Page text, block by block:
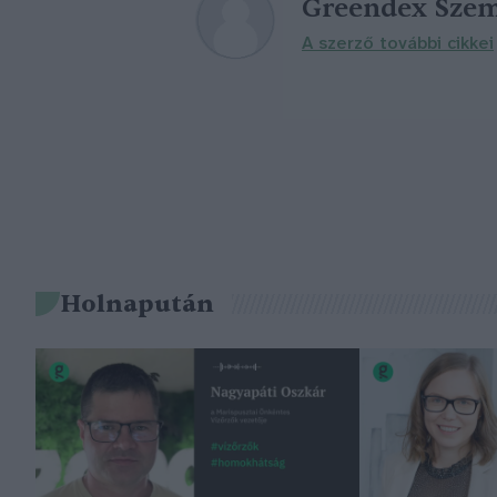
Greendex
A szerző további cikkei
Holnapután